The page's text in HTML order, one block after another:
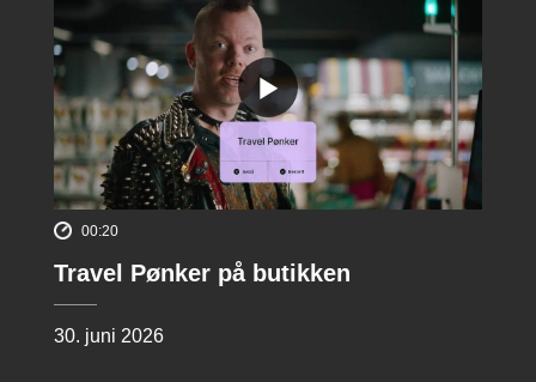
00:20
Travel Pønker på butikken
30. juni 2026